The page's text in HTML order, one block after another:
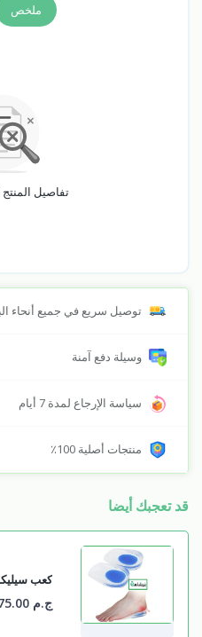
ملخص
تفاصيل
توصيل سريع في جميع أنحاء
وسيلة دفع آمنة
سياسة الإرجاع لمدة 7 أيام
منتجات أصلية 100٪
قد تعجبك أيضا
كعب
ج.م 75.00